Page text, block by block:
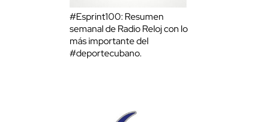
#Esprint100: Resumen
semanal de Radio Reloj con lo
más importante del
#deportecubano.